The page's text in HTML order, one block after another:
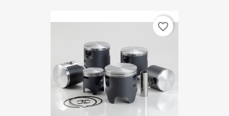
favorite_border